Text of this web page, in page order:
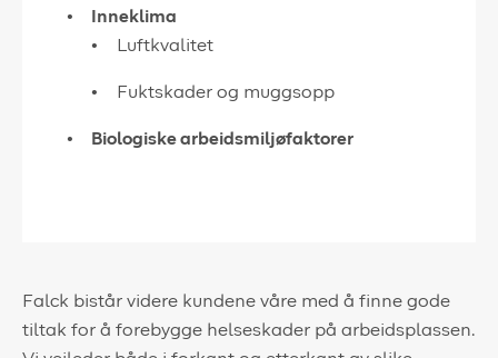
Inneklima
Luftkvalitet
Fuktskader og muggsopp
Biologiske arbeidsmiljøfaktorer
Falck bistår videre kundene våre med å finne gode
tiltak for å forebygge helseskader på arbeidsplassen.